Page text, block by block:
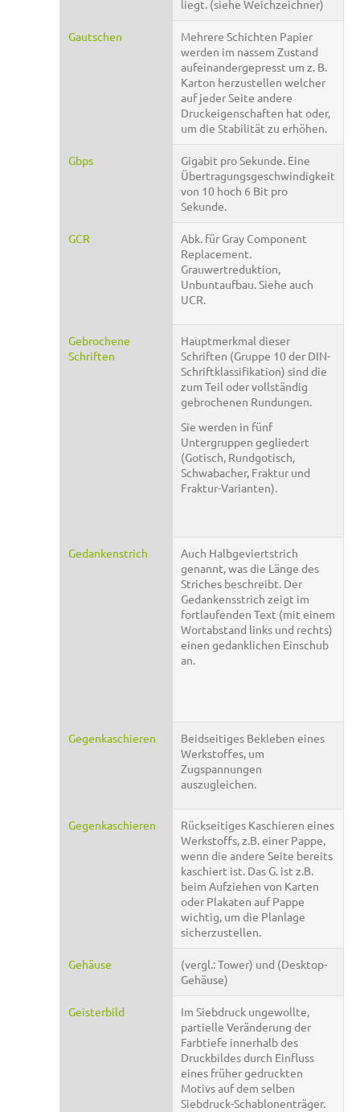
liegt. (siehe Weichzeichner)
Gautschen
Mehrere Schichten Papier
werden im nassem Zustand
aufeinandergepresst um z. B.
Karton herzustellen welcher
auf jeder Seite andere
Druckeigenschaften hat oder,
um die Stabilität zu erhöhen.
Gbps
Gigabit pro Sekunde. Eine
Übertragungsgeschwindigkeit
von 10 hoch 6 Bit pro
Sekunde.
GCR
Abk. für Gray Component
Replacement.
Grauwertreduktion,
Unbuntaufbau. Siehe auch
UCR.
Gebrochene
Schriften
Hauptmerkmal dieser
Schriften (Gruppe 10 der DIN-
Schriftklassifikation) sind die
zum Teil oder vollständig
gebrochenen Rundungen.
Sie werden in fünf
Untergruppen gegliedert
(Gotisch, Rundgotisch,
Schwabacher, Fraktur und
Fraktur-Varianten).
Gedankenstrich
Auch Halbgeviertstrich
genannt, was die Länge des
Striches beschreibt. Der
Gedankensstrich zeigt im
fortlaufenden Text (mit einem
Wortabstand links und rechts)
einen gedanklichen Einschub
an.
Gegenkaschieren
Beidseitiges Bekleben eines
Werkstoffes, um
Zugspannungen
auszugleichen.
Gegenkaschieren
Rückseitiges Kaschieren eines
Werkstoffs, z.B. einer Pappe,
wenn die andere Seite bereits
kaschiert ist. Das G. ist z.B.
beim Aufziehen von Karten
oder Plakaten auf Pappe
wichtig, um die Planlage
sicherzustellen.
Gehäuse
(vergl.: Tower) und (Desktop-
Gehäuse)
Geisterbild
Im Siebdruck ungewollte,
partielle Veränderung der
Farbtiefe innerhalb des
Druckbildes durch Einfluss
eines früher gedruckten
Motivs auf dem selben
Siebdruck-Schablonenträger.